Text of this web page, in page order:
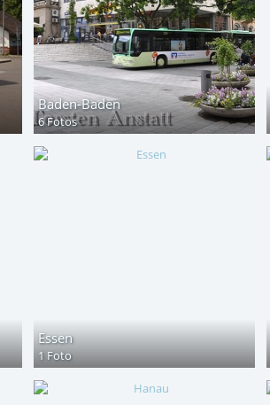
Baden-Baden
6 Fotos
Essen
1 Foto